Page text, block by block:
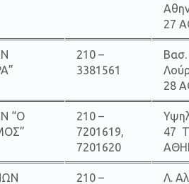
27
210 –
3381561
Βασ.
28
“Ο
210 –
7201619,
7201620
47
210 –
Λ.